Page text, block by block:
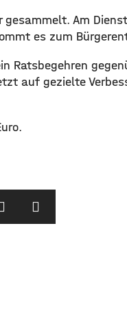
Am
es zum
Ratsbegehren
auf gezielte